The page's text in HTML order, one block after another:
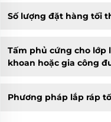
Số lượng đặt hàng tối
Tấm phủ cứng cho lớp
khoan hoặc gia công
Phương pháp lắp ráp